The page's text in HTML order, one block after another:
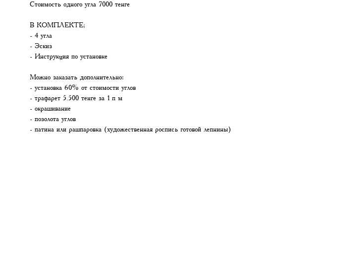
Стоимость одного угла 7000 тенге
В КОМПЛЕКТЕ;
- 4 угла
- Эскиз
- Инструкция по установке
Можно заказать дополнительно:
- установка 60% от стоимости углов
- трафарет 5.500 тенге за 1 п м
- окрашивание
- позолота углов
- патина или рашпаровка (художественная роспись готовой лепнины)